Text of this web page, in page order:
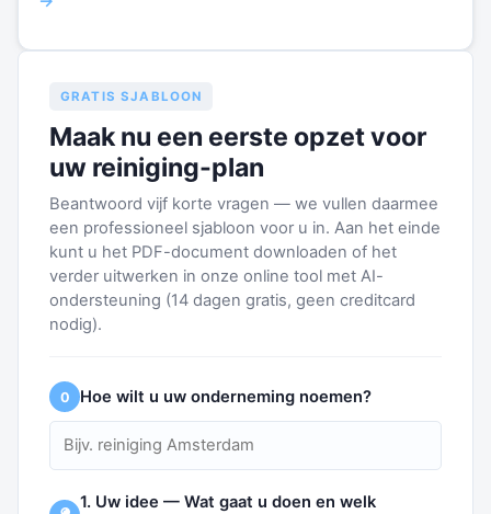
GRATIS SJABLOON
Maak nu een eerste opzet voor
uw reiniging-plan
Beantwoord vijf korte vragen — we vullen daarmee
een professioneel sjabloon voor u in. Aan het einde
kunt u het PDF-document downloaden of het
verder uitwerken in onze online tool met AI-
ondersteuning (14 dagen gratis, geen creditcard
nodig).
0 Hoe wilt u uw onderneming noemen?
1. Uw idee — Wat gaat u doen en welk